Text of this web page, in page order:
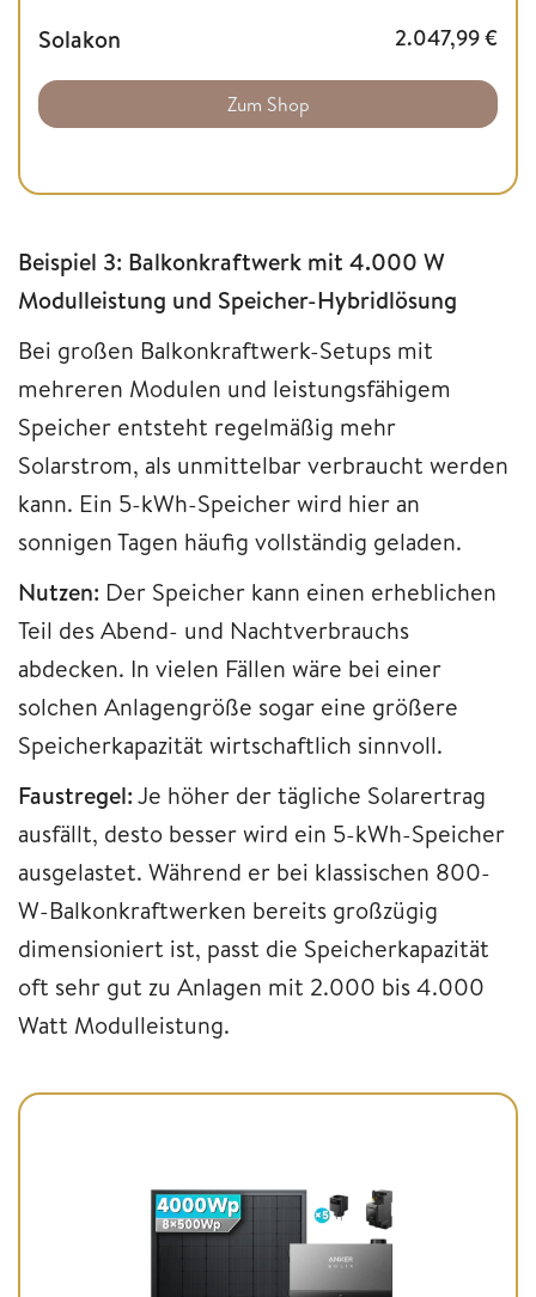
Solakon 2.047,99€
Zum Shop
Beispiel 3: Balkonkraftwerk mit 4.000 W
Modulleistung und Speicher-Hybridlösung
Bei großen Balkonkraftwerk-Setups mit
mehreren Modulen und leistungsfähigem
Speicher entsteht regelmäßig mehr
Solarstrom, als unmittelbar verbraucht werden
kann. Ein 5-kWh-Speicher wird hier an
sonnigen Tagen häufig vollständig geladen.
Nutzen: Der Speicher kann einen erheblichen
Teil des Abend- und Nachtverbrauchs
abdecken. In vielen Fällen wäre bei einer
solchen Anlagengröße sogar eine größere
Speicherkapazität wirtschaftlich sinnvoll.
Faustregel:Je höher der tägliche Solarertrag
ausfällt, desto besser wird ein 5-kWh-Speicher
ausgelastet. Während er bei klassischen 800-
W-Balkonkraftwerken bereits großzügig
dimensioniert ist, passt die Speicherkapazität
oft sehr gut zu Anlagen mit 2.000 bis 4.000
Watt Modulleistung.